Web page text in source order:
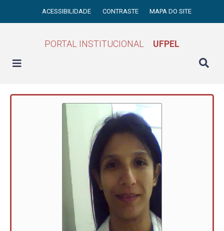
ACESSIBILIDADE CONTRASTE MAPA DO SITE
PORTAL INSTITUCIONAL UFPEL